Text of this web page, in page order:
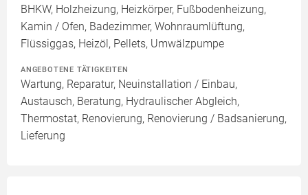
BHKW, Holzheizung, Heizkörper, Fußbodenheizung,
Kamin / Ofen, Badezimmer, Wohnraumlüftung,
Flüssiggas, Heizöl, Pellets, Umwälzpumpe
ANGEBOTENE TÄTIGKEITEN
Wartung, Reparatur, Neuinstallation / Einbau,
Austausch, Beratung, Hydraulischer Abgleich,
Thermostat, Renovierung, Renovierung / Badsanierung,
Lieferung